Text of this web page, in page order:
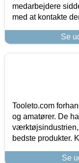
medarbejdere
med at kontakte
Se
Tooleto.com
og amatører. De
bedste produkter.
Se